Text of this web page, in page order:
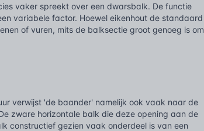
vaker spreekt over een dwarsbalk. De functie
variabele factor. Hoewel eikenhout de standaard
of vuren, mits de balksectie groot genoeg is om
verwijst 'de baander' namelijk ook vaak naar de
zware horizontale balk die deze opening aan de
constructief gezien vaak onderdeel is van een